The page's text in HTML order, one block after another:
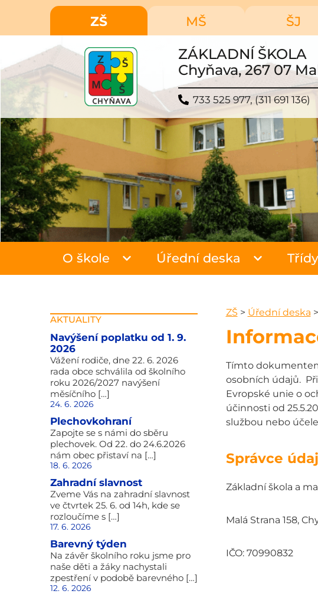
ZŠ MŠ ŠJ
ZÁKLADNÍ ŠKOLA
Chyňava, 267 07
733 525 977, (311 691 136)
O škole Úřední deska
AKTUALITY
Navýšení poplatku od 1. 9.
2026
Vážení rodiče, dne 22. 6. 2026
rada obce schválila od školního
roku 2026/2027 navýšení
měsíčního […]
24. 6. 2026
Plechovkohraní
Zapojte se s námi do sběru
plechovek. Od 22. do 24.6.2026
nám obec přistaví na […]
18. 6. 2026
Zahradní slavnost
Zveme Vás na zahradní slavnost
ve čtvrtek 25. 6. od 14h, kde se
rozloučíme s […]
17. 6. 2026
Barevný týden
Na závěr školního roku jsme pro
naše děti a žáky nachystali
zpestření v podobě barevného […]
12. 6. 2026
ZŠ > Úřední deska >
Tímto
osobních údajů.
Evropské unie o
účinnosti od
službou nebo
Správce
Základní škola a
Malá Strana 158,
IČO: 70990832